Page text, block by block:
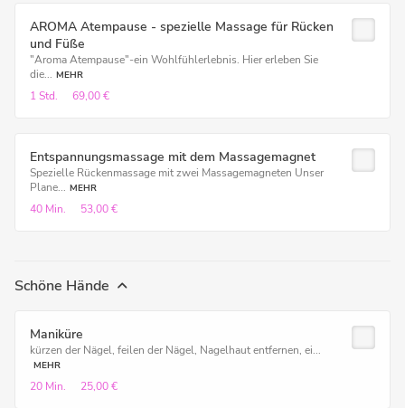
AROMA Atempause - spezielle Massage für Rücken
und Füße
"Aroma Atempause"-ein Wohlfühlerlebnis. Hier erleben Sie
die... MEHR
1 Std. 69,00 €
Entspannungsmassage mit dem Massagemagnet
Spezielle Rückenmassage mit zwei Massagemagneten Unser
Plane... MEHR
40 Min. 53,00 €
Schöne Hände
Maniküre
kürzen der Nägel, feilen der Nägel, Nagelhaut entfernen, ei...
MEHR
20 Min. 25,00 €